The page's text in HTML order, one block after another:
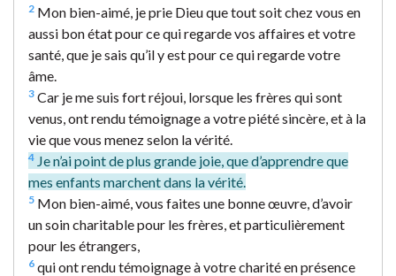
2 Mon bien-aimé, je prie Dieu que tout soit chez vous en
aussi bon état pour ce qui regarde vos affaires et votre
santé, que je sais qu’il y est pour ce qui regarde votre
âme.
3 Car je me suis fort réjoui, lorsque les frères qui sont
venus, ont rendu témoignage a votre piété sincère, et à la
vie que vous menez selon la vérité.
4 Je n’ai point de plus grande joie, que d’apprendre que
mes enfants marchent dans la vérité.
5 Mon bien-aimé, vous faites une bonne œuvre, d’avoir
un soin charitable pour les frères, et particulièrement
pour les étrangers,
6 qui ont rendu témoignage à votre charité en présence